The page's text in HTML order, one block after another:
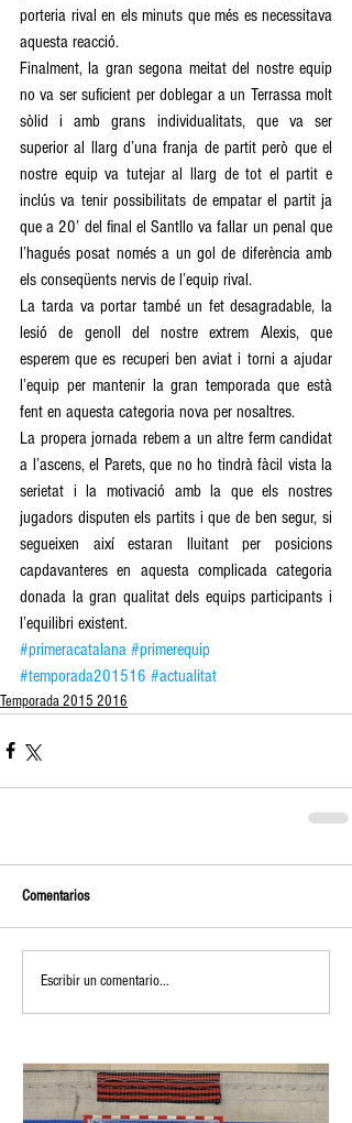
porteria rival en els minuts que més es necessitava
aquesta reacció.
Finalment, la gran segona meitat del nostre equip
no va ser suficient per doblegar a un Terrassa molt
sòlid i amb grans individualitats, que va ser
superior al llarg d’una franja de partit però que el
nostre equip va tutejar al llarg de tot el partit e
inclús va tenir possibilitats de empatar el partit ja
que a 20’ del final el Santllo va fallar un penal que
l’hagués posat només a un gol de diferència amb
els conseqüents nervis de l’equip rival.
La tarda va portar també un fet desagradable, la
lesió de genoll del nostre extrem Alexis, que
esperem que es recuperi ben aviat i torni a ajudar
l’equip per mantenir la gran temporada que està
fent en aquesta categoria nova per nosaltres.
La propera jornada rebem a un altre ferm candidat
a l’ascens, el Parets, que no ho tindrà fàcil vista la
serietat i la motivació amb la que els nostres
jugadors disputen els partits i que de ben segur, si
segueixen així estaran lluitant per posicions
capdavanteres en aquesta complicada categoria
donada la gran qualitat dels equips participants i
l’equilibri existent.
#primeracatalana #primerequip
#temporada201516 #actualitat
Temporada 2015 2016
Comentarios
Escribir un comentario...